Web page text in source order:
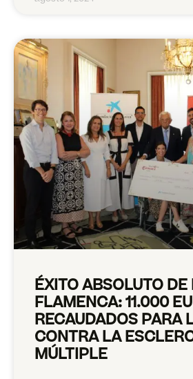
ÉXITO ABSOLUTO
FLAMENCA: 11.000
RECAUDADOS PARA
CONTRA LA
MÚLTIPLE